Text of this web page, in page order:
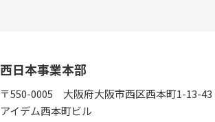
西日本事業本部
〒550-0005 大阪府大阪市西区西本町1-13-43
アイデム西本町ビル